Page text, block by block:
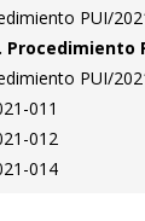
PUI/
PUI/
011
012
014